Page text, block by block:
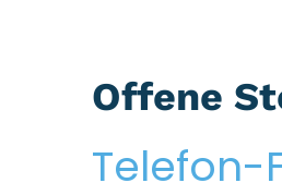
Offene